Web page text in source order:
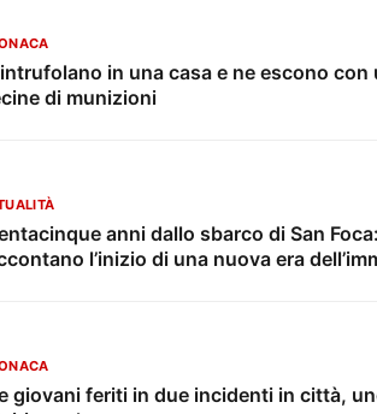
in una casa e ne escono con
di munizioni
anni dallo sbarco di San
l’inizio di una nuova era
giovani feriti in due incidenti in città,